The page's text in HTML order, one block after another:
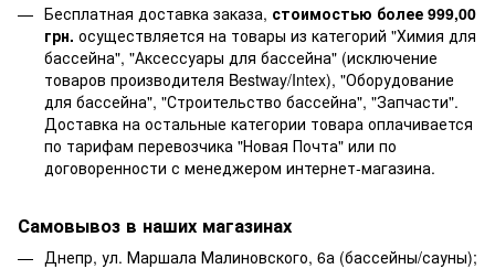
Бесплатная доставка заказа, стоимостью более 999,00
грн. осуществляется на товары из категорий "Химия для
бассейна", "Аксессуары для бассейна" (исключение
товаров производителя Bestway/Intex), "Оборудование
для бассейна", "Строительство бассейна", "Запчасти".
Доставка на остальные категории товара оплачивается
по тарифам перевозчика "Новая Почта" или по
договоренности с менеджером интернет-магазина.
Самовывоз в наших магазинах
Днепр, ул. Маршала Малиновского, 6а (бассейны/сауны);